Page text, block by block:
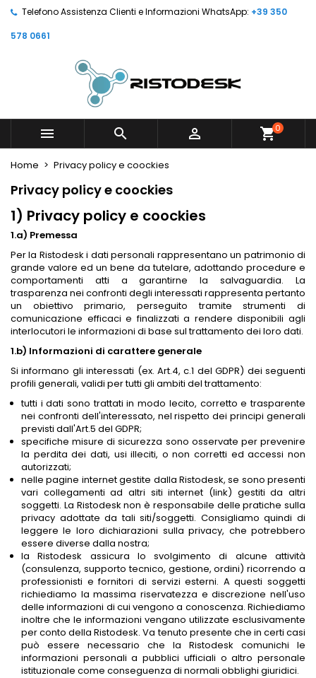
Telefono Assistenza Clienti e Informazioni WhatsApp: +39 350
578 0661
   shopping_cart0
Home Privacy policy e coockies
Privacy policy e coockies
1) Privacy policy e coockies
1.a) Premessa
Per la Ristodesk i dati personali rappresentano un patrimonio di
grande valore ed un bene da tutelare, adottando procedure e
comportamenti atti a garantirne la salvaguardia. La
trasparenza nei confronti degli interessati rappresenta pertanto
un obiettivo primario, perseguito tramite strumenti di
comunicazione efficaci e finalizzati a rendere disponibili agli
interlocutori le informazioni di base sul trattamento dei loro dati.
1.b) Informazioni di carattere generale
Si informano gli interessati (ex. Art.4, c.1 del GDPR) dei seguenti
profili generali, validi per tutti gli ambiti del trattamento:
tutti i dati sono trattati in modo lecito, corretto e trasparente
nei confronti dell'interessato, nel rispetto dei principi generali
previsti dall'Art.5 del GDPR;
specifiche misure di sicurezza sono osservate per prevenire
la perdita dei dati, usi illeciti, o non corretti ed accessi non
autorizzati;
nelle pagine internet gestite dalla Ristodesk, se sono presenti
vari collegamenti ad altri siti internet (link) gestiti da altri
soggetti. La Ristodesk non è responsabile delle pratiche sulla
privacy adottate da tali siti/soggetti. Consigliamo quindi di
leggere le loro dichiarazioni sulla privacy, che potrebbero
essere diverse dalla nostra;
la Ristodesk assicura lo svolgimento di alcune attività
(consulenza, supporto tecnico, gestione, ordini) ricorrendo a
professionisti e fornitori di servizi esterni. A questi soggetti
richiediamo la massima riservatezza e discrezione nell'uso
delle informazioni di cui vengono a conoscenza. Richiediamo
inoltre che le informazioni vengano utilizzate esclusivamente
per conto della Ristodesk. Va tenuto presente che in certi casi
può essere necessario che la Ristodesk comunichi le
informazioni personali a pubblici ufficiali o altro personale
istituzionale come conseguenza di normali obblighi giuridici.